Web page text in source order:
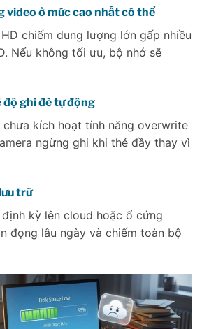
video ở mức cao nhất có thể
chiếm dung lượng lớn gấp nhiều
Nếu không tối ưu, bộ nhớ sẽ
ghi đè tự động
kích hoạt tính năng overwrite
ngừng ghi khi thẻ đầy thay vì
trữ
kỳ lên cloud hoặc ổ cứng
đọng lâu ngày và chiếm toàn bộ